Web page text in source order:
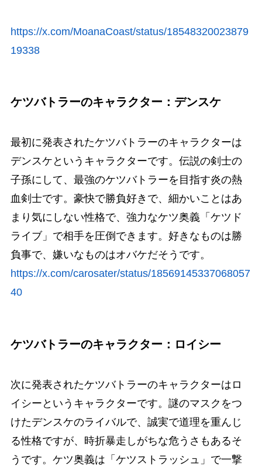
https://x.com/MoanaCoast/status/18548320023879
19338
ケツバトラーのキャラクター：デンスケ
最初に発表されたケツバトラーのキャラクターは
デンスケというキャラクターです。伝説の剣士の
子孫にして、最強のケツバトラーを目指す炎の熱
血剣士です。豪快で勝負好きで、細かいことはあ
まり気にしない性格で、強力なケツ奥義「ケツド
ライブ」で相手を圧倒できます。好きなものは勝
負事で、嫌いなものはオバケだそうです。
https://x.com/carosater/status/18569145337068057
40
ケツバトラーのキャラクター：ロイシー
次に発表されたケツバトラーのキャラクターはロ
イシーというキャラクターです。謎のマスクをつ
けたデンスケのライバルで、誠実で道理を重んじ
る性格ですが、時折暴走しがちな危うさもあるそ
うです。ケツ奥義は「ケツストラッシュ」で一撃